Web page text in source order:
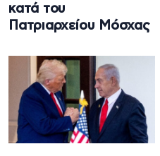
κατά του
Πατριαρχείου Μόσχας